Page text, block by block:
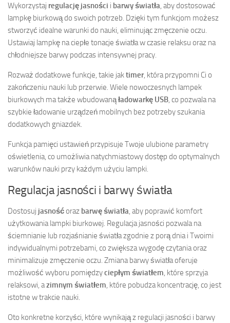
Wykorzystaj regulację jasności i barwy światła, aby dostosować
lampkę biurkową do swoich potrzeb. Dzięki tym funkcjom możesz
stworzyć idealne warunki do nauki, eliminując zmęczenie oczu.
Ustawiaj lampkę na ciepłe tonacje światła w czasie relaksu oraz na
chłodniejsze barwy podczas intensywnej pracy.
Rozważ dodatkowe funkcje, takie jaktimer, która przypomni Ci o
zakończeniu nauki lub przerwie. Wiele nowoczesnych lampek
biurkowych ma także wbudowanąładowarkę USB, co pozwala na
szybkie ładowanie urządzeń mobilnych bez potrzeby szukania
dodatkowych gniazdek.
Funkcja pamięci ustawień przypisuje Twoje ulubione parametry
oświetlenia, co umożliwia natychmiastowy dostęp do optymalnych
warunków nauki przy każdym użyciu lampki.
Regulacja jasności i barwy światła
Dostosuj jasnośćoraz barwę światła, aby poprawić komfort
użytkowania lampki biurkowej. Regulacja jasności pozwala na
ściemnianie lub rozjaśnianie światła zgodnie z porą dnia i Twoimi
indywidualnymi potrzebami, co zwiększa wygodę czytania oraz
minimalizuje zmęczenie oczu. Zmiana barwy światła oferuje
możliwość wyboru pomiędzyciepłym światłem, które sprzyja
relaksowi, azimnym światłem, które pobudza koncentrację, co jest
istotne w trakcie nauki.
Oto konkretne korzyści, które wynikają z regulacji jasności i barwy